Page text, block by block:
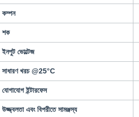
কম্পন
শক
ইনপুট ভোল্টেজ
সাধারণ খরচ @25°C
যোগাযোগ ইন্টারফেস
উজ্জ্বলতা এবং বিপরীতে সামঞ্জস্য